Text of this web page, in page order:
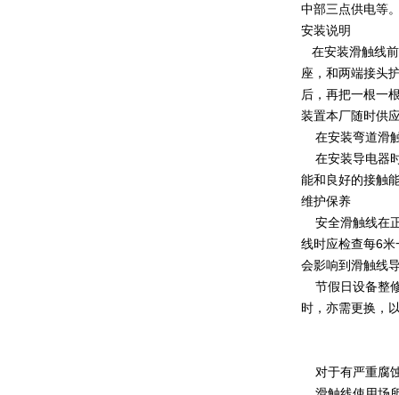
中部三点供电等
安装说明
在安装滑触线
座，和两端接头
后，再把一根一
装置本厂随时供
在安装弯道滑
在安装导电器
能和良好的接触
维护保养
安全滑触线在
线时应检查每6
会影响到滑触线
节假日设备整
时，亦需更换，
对于有严重腐